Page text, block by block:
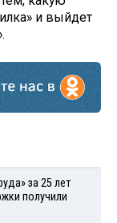
и выйдет
за 25 лет
получили